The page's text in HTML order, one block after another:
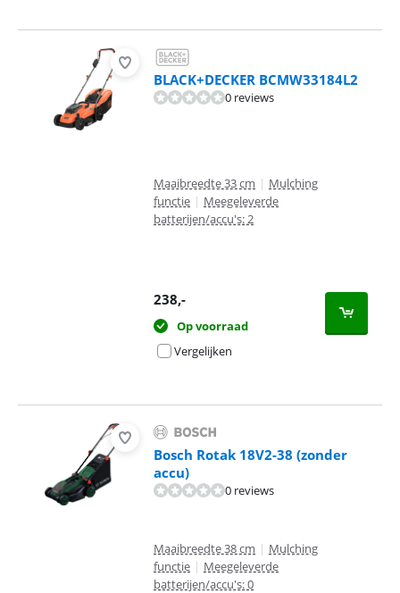
BLACK+DECKER BCMW33184L2
0 reviews
Maaibreedte 33 cm | Mulching
functie | Meegeleverde
batterijen/accu's: 2
238,-
Op voorraad
Vergelijken
Bosch Rotak 18V2-38 (zonder
accu)
0 reviews
Maaibreedte 38 cm | Mulching
functie | Meegeleverde
batterijen/accu's: 0